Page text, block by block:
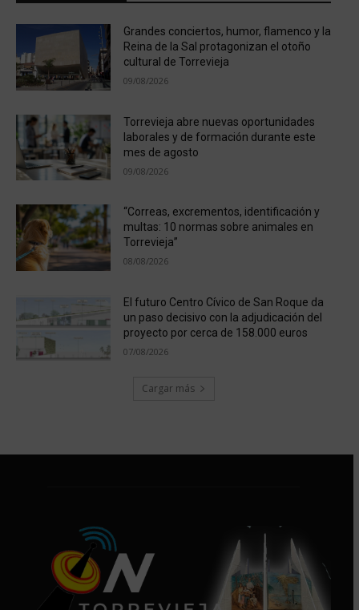
Grandes conciertos, humor, flamenco y la
Reina de la Sal protagonizan el otoño
cultural de Torrevieja
09/08/2026
Torrevieja abre nuevas oportunidades
laborales y de formación durante este
mes de agosto
09/08/2026
“Correas, excrementos, identificación y
multas: 10 normas sobre animales en
Torrevieja”
08/08/2026
El futuro Centro Cívico de San Roque da
un paso decisivo con la adjudicación del
proyecto por cerca de 158.000 euros
07/08/2026
Cargar más